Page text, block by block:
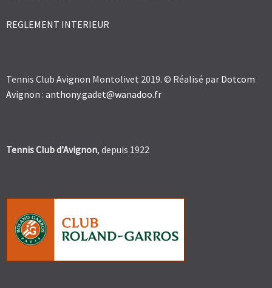
REGLEMENT INTERIEUR
Tennis Club Avignon Montolivet 2019. © Réalisé par Dotcom
Avignon : anthony.gadet@wanadoo.fr
Tennis Club d’Avignon, depuis 1922